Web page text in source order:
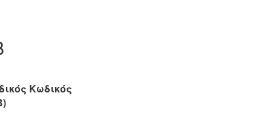
Κωδικός